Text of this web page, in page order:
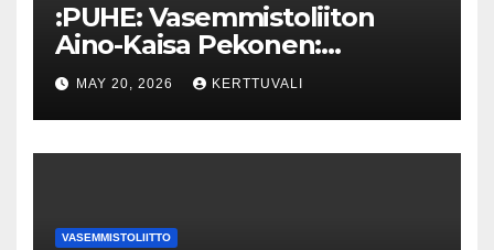
:PUHE: Vasemmistoliiton
Aino-Kaisa Pekonen:
Eriarvoistumisen
pysäyttäminen luo
turvallisuutta
MAY 20, 2026 KERTTUVALI
VASEMMISTOLIITTO